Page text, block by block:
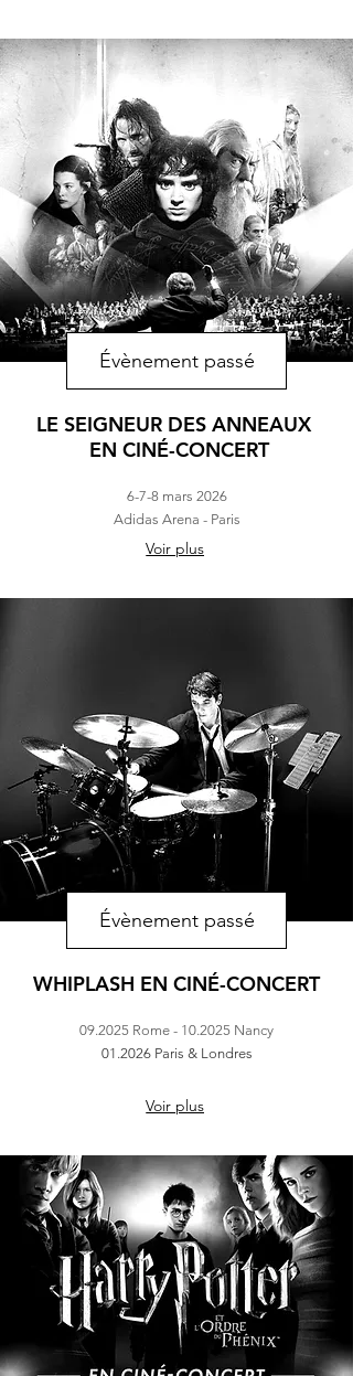
Évènement passé
LE SEIGNEUR DES ANNEAUX
EN CINÉ-CONCERT
6-7-8 mars 2026
Adidas Arena - Paris
Voir plus
Évènement passé
WHIPLASH EN CINÉ-CONCERT
09.2025 Rome - 10.2025 Nancy
01.2026 Paris & Londres
Voir plus